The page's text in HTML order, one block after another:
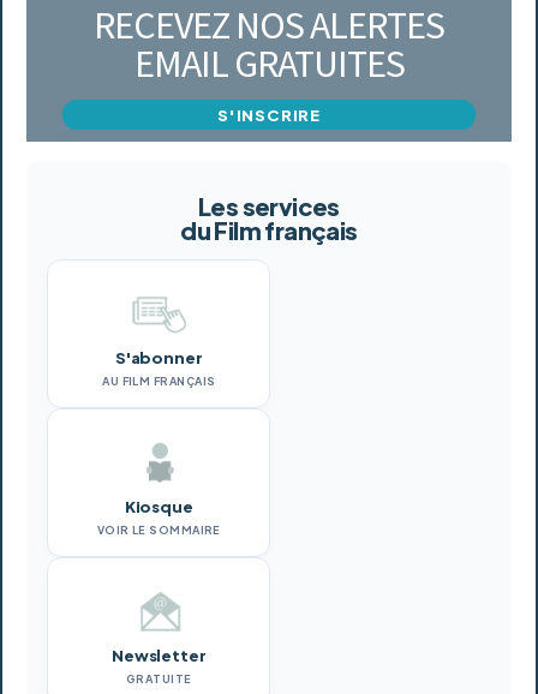
RECEVEZ NOS ALERTES
EMAIL GRATUITES
S'INSCRIRE
Les services
du Film français
S'abonner
AU FILM FRANÇAIS
Kiosque
VOIR LE SOMMAIRE
Newsletter
GRATUITE